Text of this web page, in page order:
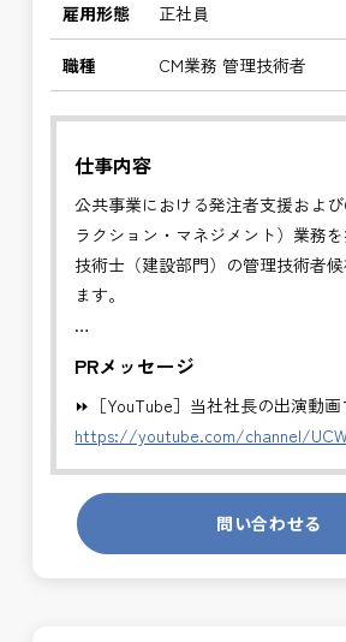
雇用形態 正社員
職種 CM業務 管理技術者
仕事内容
公共事業における発注者支援およ
ラクション・マネジメント）業務を
技術士（建設部門）の管理技術者
ます。
これまでの発注者支援経験や建設コ
で
ご活躍いただけます。
✅CM業務（コンストラクション・
・発注者の立場で、工事全体の管
PRメッセージ
⏩［YouTube］当社社長の出演動画
https://youtube.com/channel/
発注者側の立場で業務を行う、や
事です。
長期的にお仕事が出来る方を募集
問い合わせる